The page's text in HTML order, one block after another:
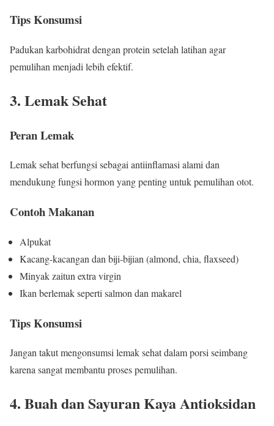
Tips Konsumsi
Padukan karbohidrat dengan protein setelah latihan agar
pemulihan menjadi lebih efektif.
3. Lemak Sehat
Peran Lemak
Lemak sehat berfungsi sebagai antiinflamasi alami dan
mendukung fungsi hormon yang penting untuk pemulihan otot.
Contoh Makanan
Alpukat
Kacang-kacangan dan biji-bijian (almond, chia, flaxseed)
Minyak zaitun extra virgin
Ikan berlemak seperti salmon dan makarel
Tips Konsumsi
Jangan takut mengonsumsi lemak sehat dalam porsi seimbang
karena sangat membantu proses pemulihan.
4. Buah dan Sayuran Kaya Antioksidan